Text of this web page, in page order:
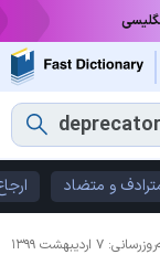
و متضاد
۷ اردیبهشت ۱۳۹۹